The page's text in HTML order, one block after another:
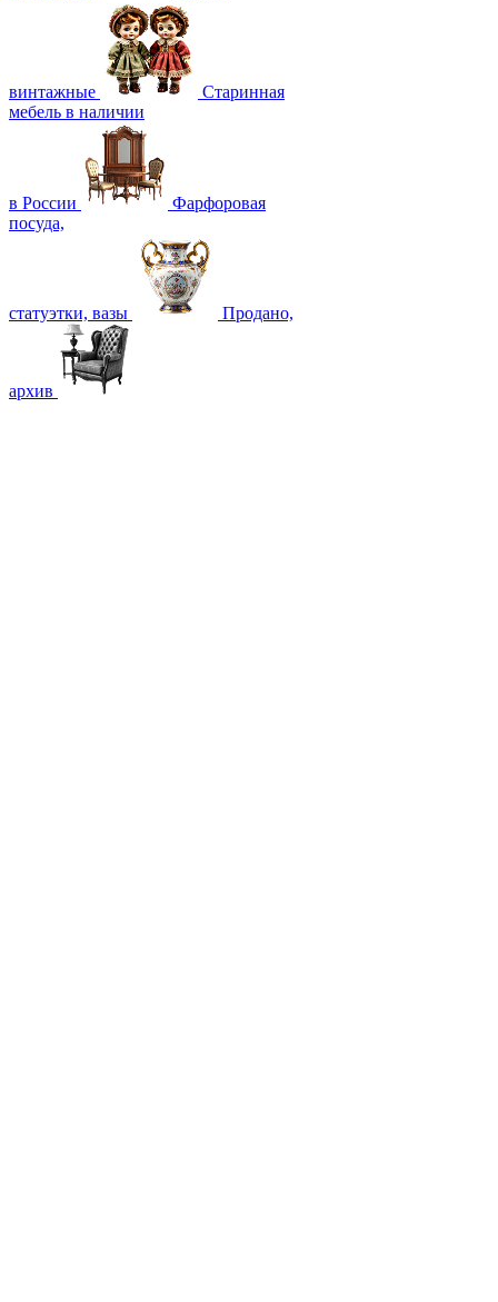
винтажные
Старинная
мебель в наличии
в России
Фарфоровая
посуда,
статуэтки, вазы Продано,
архив